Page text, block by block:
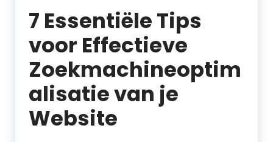
7 Essentiële Tips
voor Effectieve
Zoekmachineoptim
alisatie van je
Website